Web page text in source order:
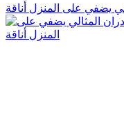
يضفي على المنزل أناقة